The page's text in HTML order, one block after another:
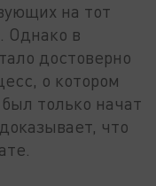
на тот
Однако в
достоверно
о котором
только начат
что